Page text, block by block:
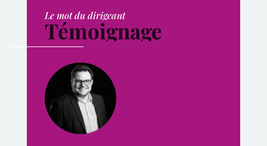
Le mot du dirigeant
Témoignage